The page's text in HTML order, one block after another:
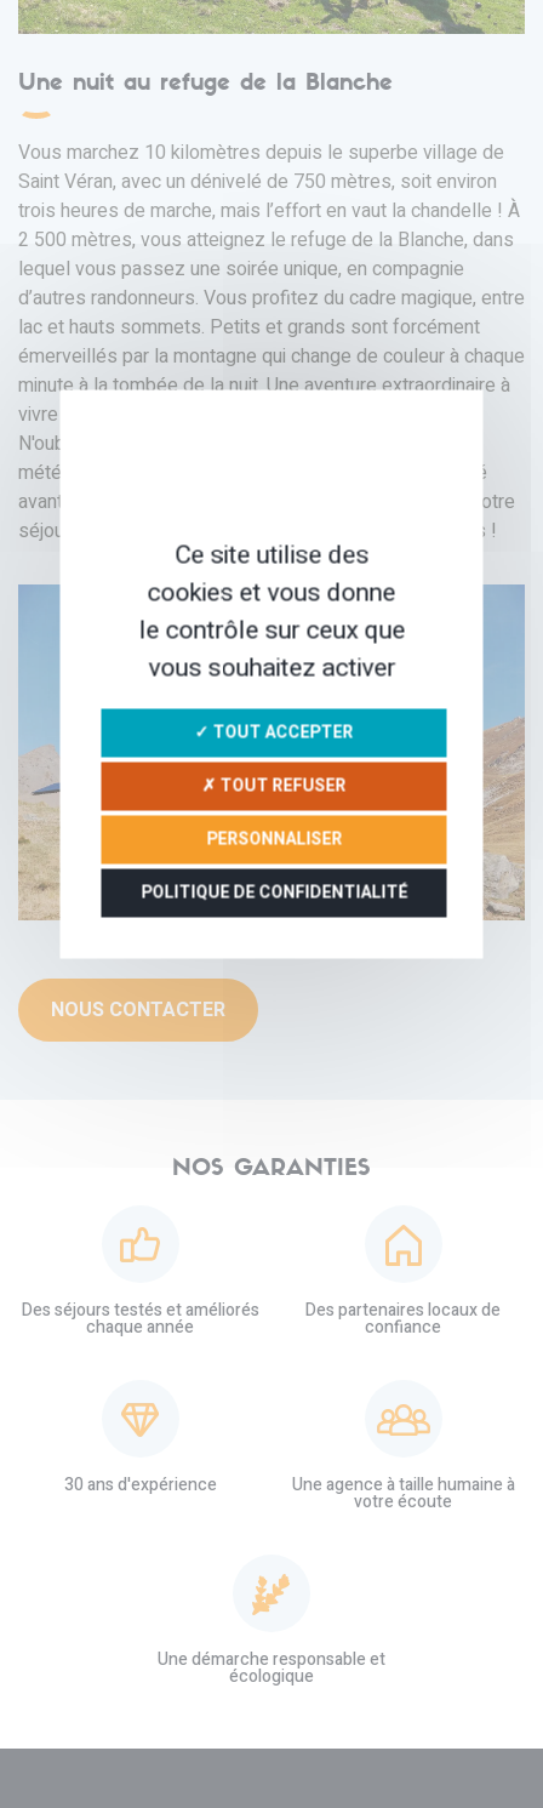
Une nuit au refuge de la Blanche
Vous marchez 10 kilomètres depuis le superbe village de
Saint Véran, avec un dénivelé de 750 mètres, soit environ
trois heures de marche, mais l’effort en vaut la chandelle ! À
2 500 mètres, vous atteignez le refuge de la Blanche, dans
lequel vous passez une soirée unique, en compagnie
d’autres randonneurs. Vous profitez du cadre magique, entre
lac et hauts sommets. Petits et grands sont forcément
émerveillés par la montagne qui change de couleur à chaque
minute à la tombée de la nuit. Une aventure extraordinaire à
vivre en famille !
N'oubliez pas de vous renseigner sur les conditions
météorologiques et de prévoir un équipement approprié
avant de partir en
. Profitez de votre
séjour dans le Queyras et de ses splendides paysages !
NOUS CONTACTER
NOS GARANTIES
Des séjours testés et améliorés
chaque année
Des partenaires locaux de
confiance
30 ans d'expérience Une agence à taille humaine à
votre écoute
Une démarche responsable et
écologique
Ce site utilise des
cookies et vous donne
le contrôle sur ceux que
vous souhaitez activer
✓ TOUT ACCEPTER
✗ TOUT REFUSER
PERSONNALISER
POLITIQUE DE CONFIDENTIALITÉ